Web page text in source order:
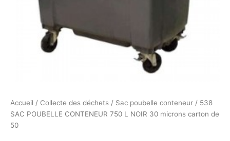
Accueil / Collecte des déchets / Sac poubelle conteneur / 538
SAC POUBELLE CONTENEUR 750 L NOIR 30 microns carton de
50